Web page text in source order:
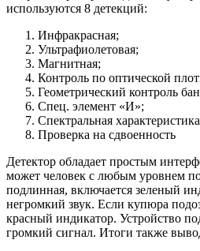
используются 8 детекций:
Инфракрасная;
Ультрафиолетовая;
Магнитная;
Контроль по оптической
Геометрический контроль
Спец. элемент «И»;
Спектральная
Проверка на сдвоенность
Детектор обладает простым
может человек с любым уровнем
подлинная, включается зеленый
негромкий звук. Если купюра
красный индикатор. Устройство
громкий сигнал. Итоги также